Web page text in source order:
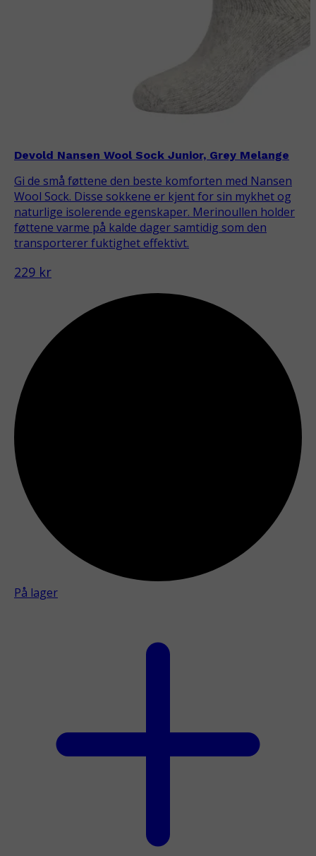
Devold Nansen Wool Sock Junior, Grey Melange
Gi de små føttene den beste komforten med Nansen
Wool Sock. Disse sokkene er kjent for sin mykhet og
naturlige isolerende egenskaper. Merinoullen holder
føttene varme på kalde dager samtidig som den
transporterer fuktighet effektivt.
229 kr
På lager